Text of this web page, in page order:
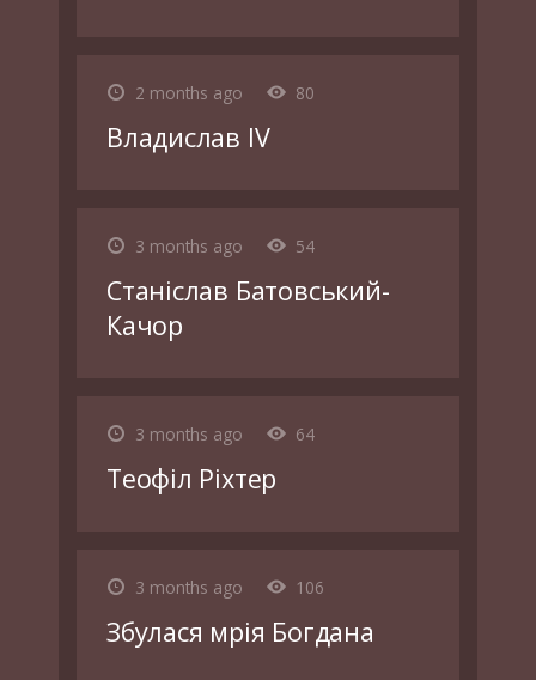
2 months ago 80
Владислав IV
3 months ago 54
Станіслав Батовський-
Качор
3 months ago 64
Теофіл Ріхтер
3 months ago 106
Збулася мрія Богдана